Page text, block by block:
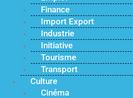
Finance
Import Export
Industrie
Initiative
Tourisme
Transport
Culture
Cinéma